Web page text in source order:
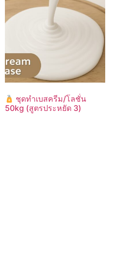
ชุดทำเบสครีม/โลชั่น
50kg (สูตรประหยัด 3)